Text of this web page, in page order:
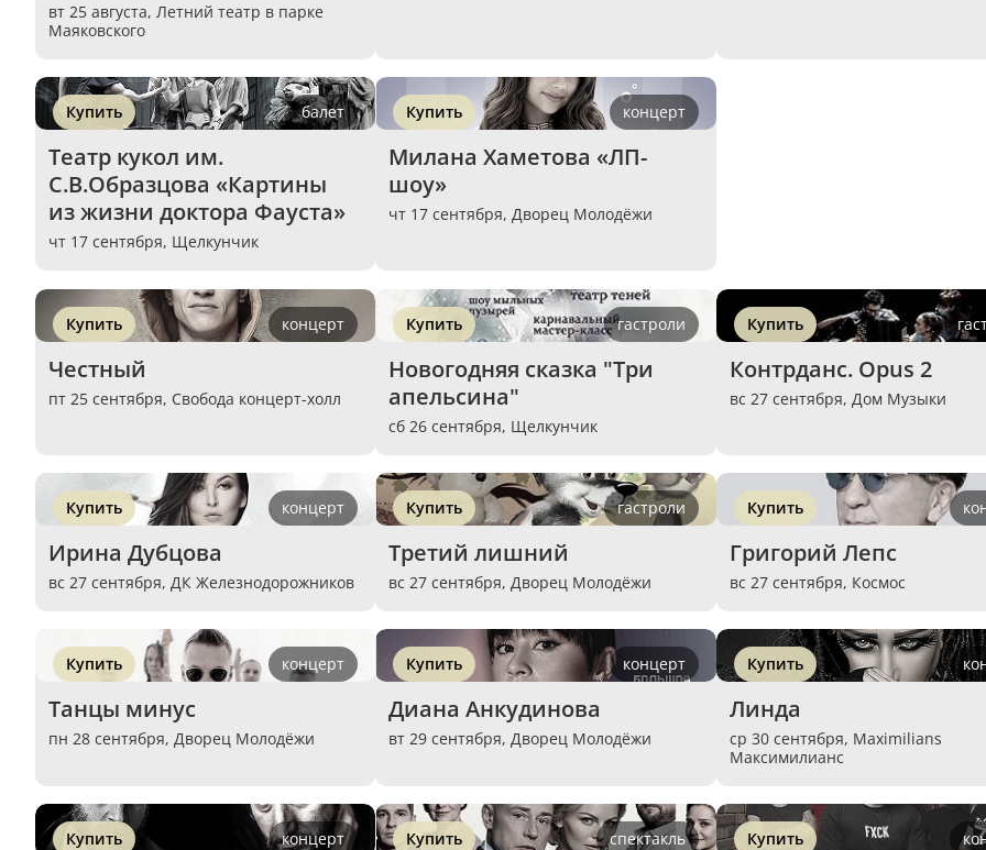
вт 25 августа, Летний театр в парке
Маяковского
Купить балет
Театр кукол им.
С.В.Образцова «Картины
из жизни доктора Фауста»
чт 17 сентября, Щелкунчик
Купить концерт
Милана Хаметова «ЛП-
шоу»
чт 17 сентября,Дворец Молодёжи
Купить концерт
Честный
пт 25 сентября, Свобода концерт-холл
Купить гастроли
Новогодняя сказка "Три
апельсина"
сб 26 сентября, Щелкунчик
Купить
Контрданс. Opus 2
вс 27 сентября, Дом Музыки
Купить концерт
Ирина Дубцова
вс 27 сентября, ДК Железнодорожников
Купить гастроли
Третий лишний
вс 27 сентября,Дворец Молодёжи
Купить
Григорий Лепс
вс 27 сентября, Космос
Купить концерт
Танцы минус
пн 28 сентября, Дворец Молодёжи
Купить концерт
Диана Анкудинова
вт 29 сентября,Дворец Молодёжи
Купить
Линда
ср 30 сентября, Maximilians
Максимилианс
Купить концерт Купить спектакль Купить